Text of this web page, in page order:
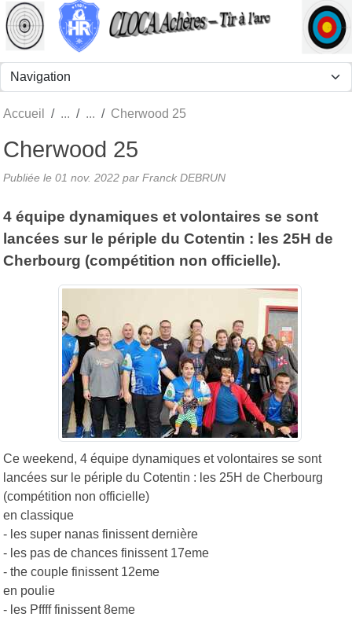
Accueil Cherwood 25
Cherwood 25
Publiée le 01 nov. 2022 par Franck DEBRUN
4 équipe dynamiques et volontaires se sont
lancées sur le périple du Cotentin : les 25H de
Cherbourg (compétition non officielle).
Ce weekend, 4 équipe dynamiques et volontaires se sont
lancées sur le périple du Cotentin : les 25H de Cherbourg
(compétition non officielle)
en classique
- les super nanas finissent dernière
- les pas de chances finissent 17eme
- the couple finissent 12eme
en poulie
- les Pffff finissent 8eme
Panneau de gestion des cookies